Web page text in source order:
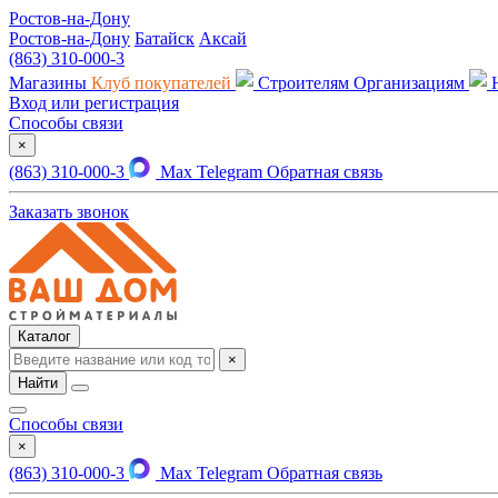
Ростов-на-Дону
Ростов-на-Дону Батайск Аксай
(863) 310-000-3
Магазины Клуб покупателей Строителям Организациям
Вход или регистрация
Способы связи
×
(863) 310-000-3 Max Telegram Обратная связь
Заказать звонок
Каталог
×
Найти
Способы связи
×
(863) 310-000-3 Max Telegram Обратная связь